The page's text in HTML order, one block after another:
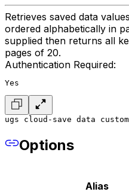
Retrieves saved data
ordered alphabetically in
supplied then returns all
pages of 20.
Authentication Required:
Yes
ugs cloud-save data
Options
Alias